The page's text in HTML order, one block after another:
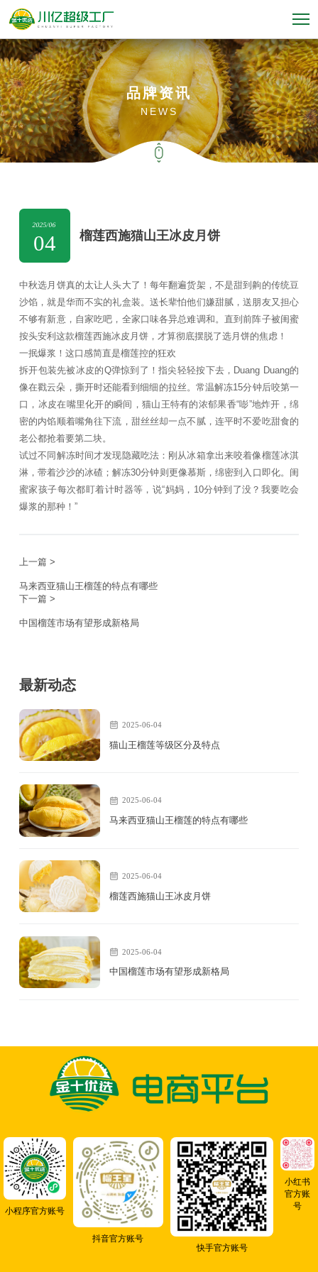
品牌资讯
NEWS
2025/06
04 榴莲西施猫山王冰皮月饼
中秋选月饼真的太让人头大了！每年翻遍货架，不是甜到齁的传统豆
沙馅，就是华而不实的礼盒装。送长辈怕他们嫌甜腻，送朋友又担心
不够有新意，自家吃吧，全家口味各异总难调和。直到前阵子被闺蜜
按头安利这款榴莲西施冰皮月饼，才算彻底摆脱了选月饼的焦虑！
一抿爆浆！这口感简直是榴莲控的狂欢
拆开包装先被冰皮的Q弹惊到了！指尖轻轻按下去，Duang Duang的
像在戳云朵，撕开时还能看到细细的拉丝。常温解冻15分钟后咬第一
口，冰皮在嘴里化开的瞬间，猫山王特有的浓郁果香“嘭”地炸开，绵
密的内馅顺着嘴角往下流，甜丝丝却一点不腻，连平时不爱吃甜食的
老公都抢着要第二块。
试过不同解冻时间才发现隐藏吃法：刚从冰箱拿出来咬着像榴莲冰淇
淋，带着沙沙的冰碴；解冻30分钟则更像慕斯，绵密到入口即化。闺
蜜家孩子每次都盯着计时器等，说“妈妈，10分钟到了没？我要吃会
爆浆的那种！”
上一篇 >
马来西亚猫山王榴莲的特点有哪些
下一篇 >
中国榴莲市场有望形成新格局
最新动态
2025-06-04
猫山王榴莲等级区分及特点
2025-06-04
马来西亚猫山王榴莲的特点有哪些
2025-06-04
榴莲西施猫山王冰皮月饼
2025-06-04
中国榴莲市场有望形成新格局
小程序官方账号
抖音官方账号
快手官方账号
小红书
官方账
号